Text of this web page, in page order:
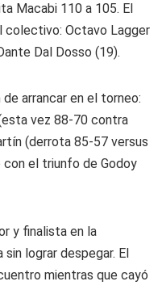
Macabi 110 a 105. El
colectivo: Octavo Lagger
Dal Dosso (19).
arrancar en el torneo:
vez 88-70 contra
(derrota 85-57 versus
el triunfo de Godoy
y finalista en la
lograr despegar. El
mientras que cayó